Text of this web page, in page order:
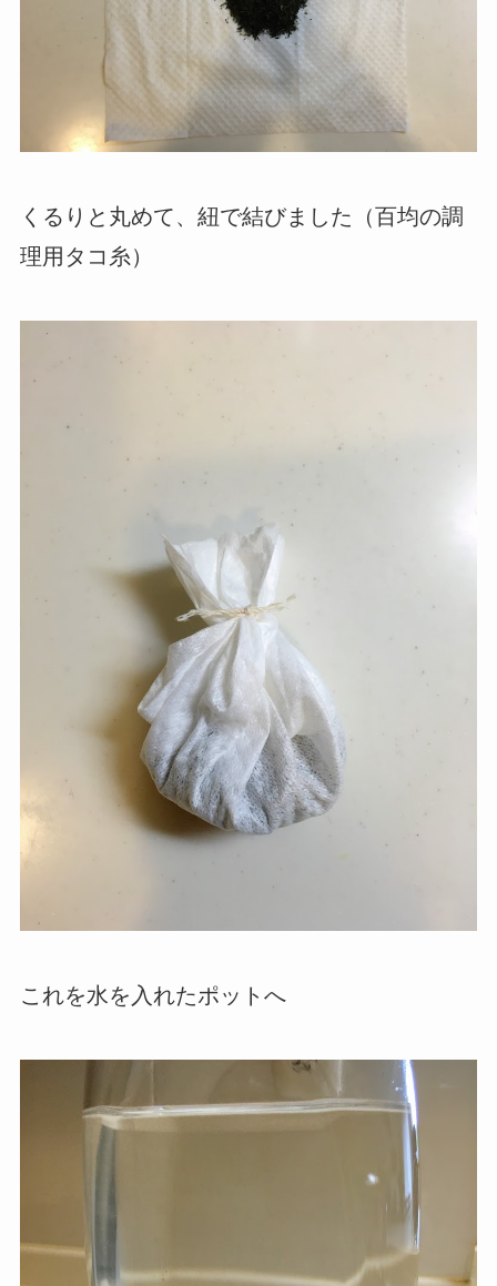
くるりと丸めて、紐で結びました（百均の調
理用タコ糸）
これを水を入れたポットへ